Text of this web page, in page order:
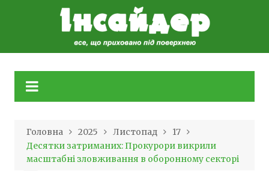
Головна 2025 Листопад
17
Десятки затриманих: Прокурори викрили
масштабні зловживання в оборонному секторі